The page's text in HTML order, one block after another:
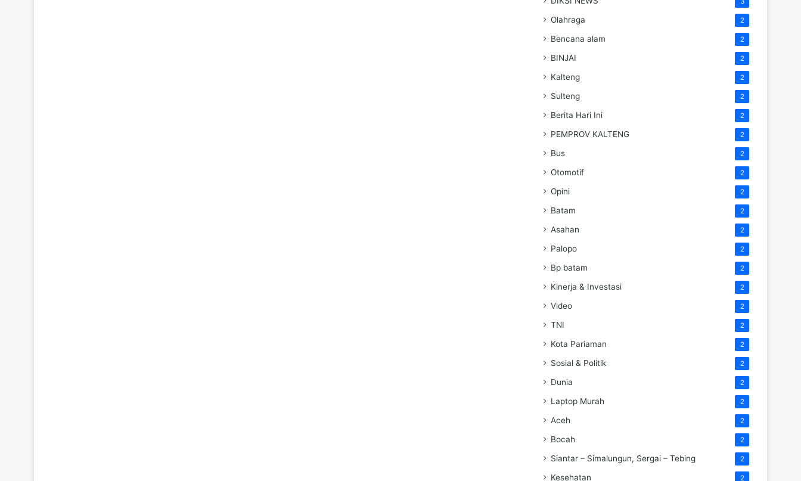
Olahraga 2
Bencana alam 2
BINJAI 2
Kalteng 2
Sulteng 2
Berita Hari Ini 2
PEMPROV KALTENG 2
Bus 2
Otomotif 2
Opini 2
Batam 2
Asahan 2
Palopo 2
Bp batam 2
Kinerja & Investasi 2
Video 2
TNI 2
Kota Pariaman 2
Sosial & Politik 2
Dunia 2
Laptop Murah 2
Aceh 2
Bocah 2
Siantar – Simalungun, Sergai – Tebing 2
Kesehatan 2